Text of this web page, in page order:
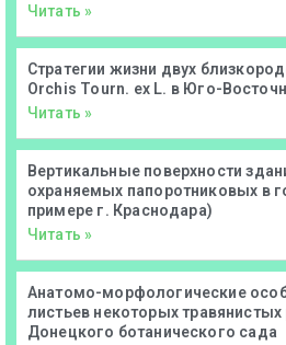
Читать »
Стратегии жизни двух
Orchis Tourn. ex L. в Юго-
Читать »
Вертикальные поверхности
охраняемых папоротниковых в
примере г. Краснодара)
Читать »
Анатомо-морфологические
листьев некоторых
Донецкого ботанического сада